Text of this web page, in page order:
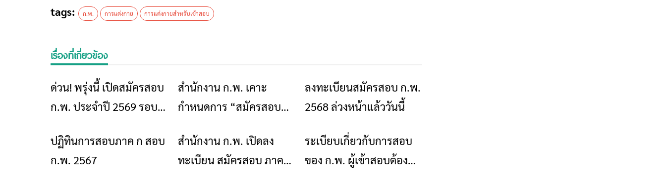
tags: ก.พ. การแต่งกาย การแต่งกายสำหรับเข้าสอบ
เรื่องที่เกี่ยวข้อง
ข่าวเชียงราย
ด่วน! พรุ่งนี้ เปิดสมัครสอบ
ก.พ. ประจำปี 2569 รอบ
กระดาษ(รอบปกติ)
ข่าวเชียงราย
สำนักงาน ก.พ. เคาะ
กำหนดการ “สมัครสอบ
ทั้งรอบ e-Exam และรอบ
กระดาษ (Paper & Pencil)
ข่าวเชียงราย
ลงทะเบียนสมัครสอบ ก.พ.
2568 ล่วงหน้าแล้ววันนี้
ข่าวเชียงราย
ปฏิทินการสอบภาค ก สอบ
ก.พ. 2567
ข่าวเชียงราย
สำนักงาน ก.พ. เปิดลง
ทะเบียน สมัครสอบ ภาค
ข่าวเชียงราย
ระเบียบเกี่ยวกับการสอบ
ของ ก.พ. ผู้เข้าสอบต้อง